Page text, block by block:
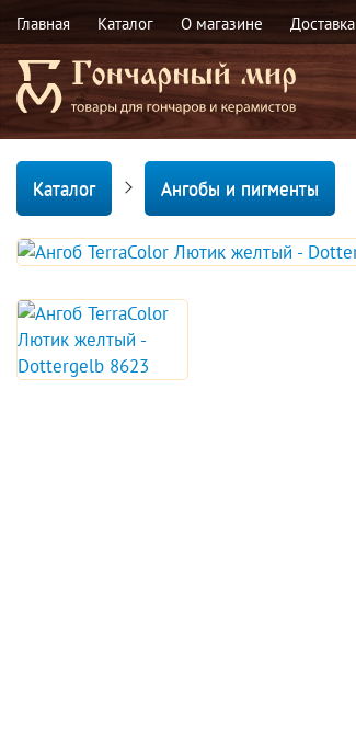
Главная Каталог О магазине Доставка
Каталог Ангобы и пигменты